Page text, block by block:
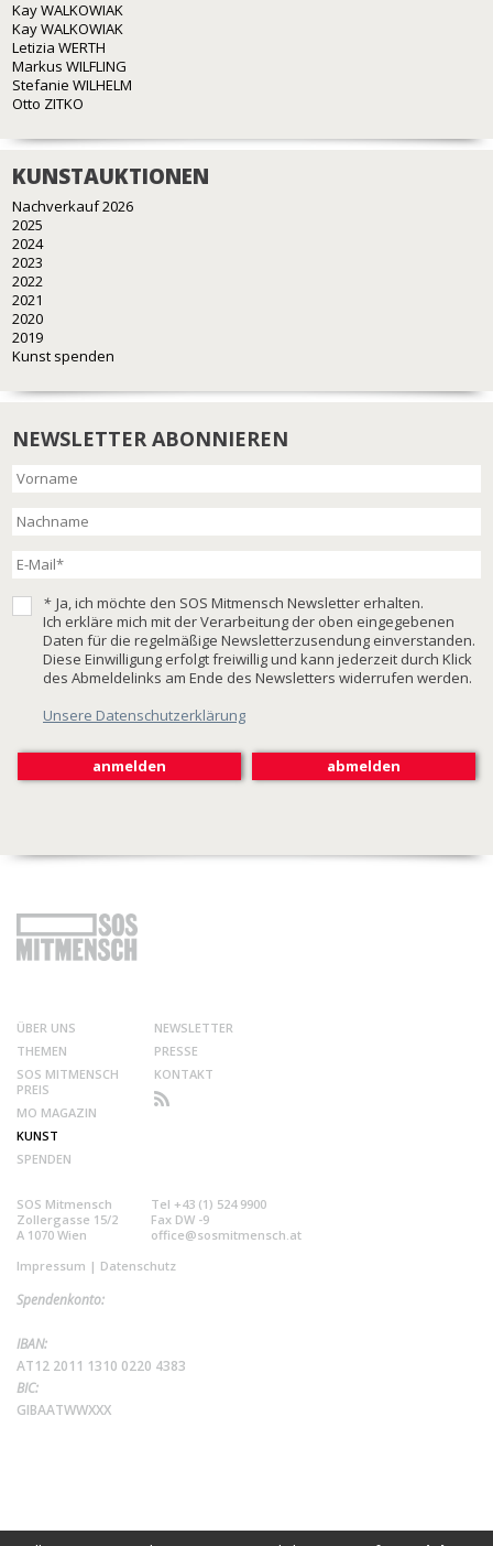
Kay WALKOWIAK
Kay WALKOWIAK
Letizia WERTH
Markus WILFLING
Stefanie WILHELM
Otto ZITKO
KUNSTAUKTIONEN
Nachverkauf 2026
2025
2024
2023
2022
2021
2020
2019
Kunst spenden
NEWSLETTER ABONNIEREN
* Ja, ich möchte den SOS Mitmensch Newsletter erhalten.
Ich erkläre mich mit der Verarbeitung der oben eingegebenen
Daten für die regelmäßige Newsletterzusendung einverstanden.
Diese Einwilligung erfolgt freiwillig und kann jederzeit durch Klick
des Abmeldelinks am Ende des Newsletters widerrufen werden.
Unsere Datenschutzerklärung
ÜBER UNS
THEMEN
SOS MITMENSCH
PREIS
MO MAGAZIN
KUNST
SPENDEN
NEWSLETTER
PRESSE
KONTAKT
SOS Mitmensch
Zollergasse 15/2
A 1070 Wien
Tel +43 (1) 524 9900
Fax DW -9
office@sosmitmensch.at
Impressum | Datenschutz
Spendenkonto:
IBAN:
AT12 2011 1310 0220 4383
BIC:
GIBAATWWXXX